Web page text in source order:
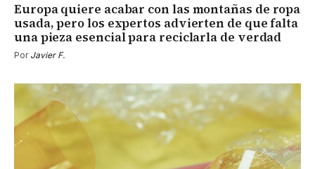
Europa quiere acabar con las montañas de ropa
usada, pero los expertos advierten de que falta
una pieza esencial para reciclarla de verdad
Por Javier F.